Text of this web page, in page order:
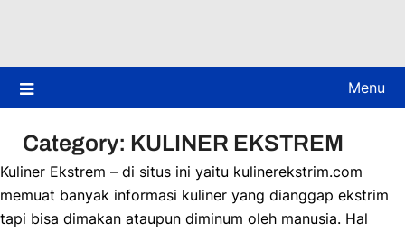
Menu
Category: KULINER EKSTREM
Kuliner Ekstrem – di situs ini yaitu kulinerekstrim.com
memuat banyak informasi kuliner yang dianggap ekstrim
tapi bisa dimakan ataupun diminum oleh manusia. Hal